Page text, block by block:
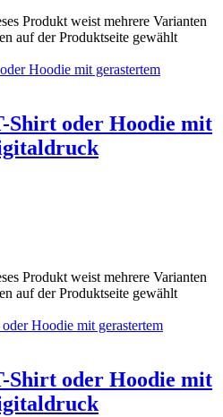
Produkt weist mehrere Varianten
auf der Produktseite gewählt
Shirt oder Hoodie mit
Produkt weist mehrere Varianten
auf der Produktseite gewählt
Shirt oder Hoodie mit